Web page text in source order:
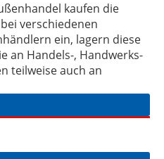
kaufen die
verschiedenen
ein, lagern diese
an Handels-, Handwerks-
teilweise auch an